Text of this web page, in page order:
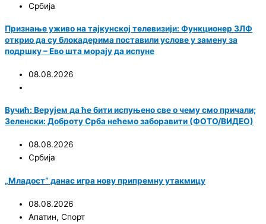
Србија
Признање уживо на тајкунској телевизији: Функционер ЗЛФ
открио да су блокадерима поставили услове у замену за
подршку – Ево шта морају да испуне
08.08.2026
Вучић: Верујем да ће бити испуњено све о чему смо причали;
Зеленски: Доброту Срба нећемо заборавити (ФОТО/ВИДЕО)
08.08.2026
Србија
„Младост“ данас игра нову припремну утакмицу
08.08.2026
Апатин, Спорт